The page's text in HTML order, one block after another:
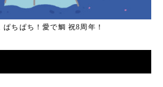
ぱちぱち！愛で鯛 祝8周年！